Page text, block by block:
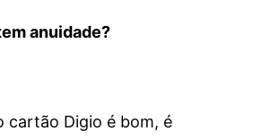
anuidade?
cartão Digio é bom, é